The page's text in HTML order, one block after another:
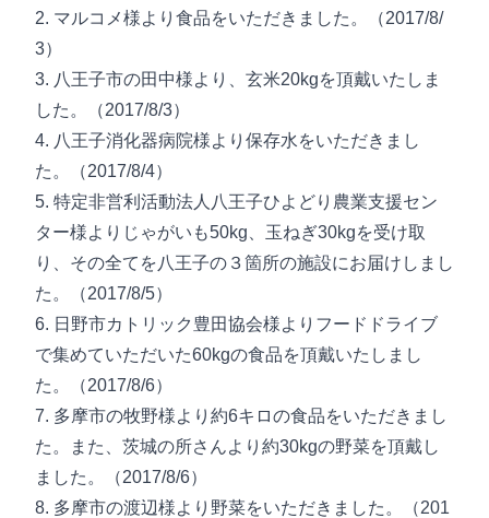
2. マルコメ様より食品をいただきました。（2017/8/
3）
3. 八王子市の田中様より、玄米20kgを頂戴いたしま
した。（2017/8/3）
4. 八王子消化器病院様より保存水をいただきまし
た。（2017/8/4）
5. 特定非営利活動法人八王子ひよどり農業支援セン
ター様よりじゃがいも50kg、玉ねぎ30kgを受け取
り、その全てを八王子の３箇所の施設にお届けしまし
た。（2017/8/5）
6. 日野市カトリック豊田協会様よりフードドライブ
で集めていただいた60kgの食品を頂戴いたしまし
た。（2017/8/6）
7. 多摩市の牧野様より約6キロの食品をいただきまし
た。また、茨城の所さんより約30kgの野菜を頂戴し
ました。（2017/8/6）
8. 多摩市の渡辺様より野菜をいただきました。（201